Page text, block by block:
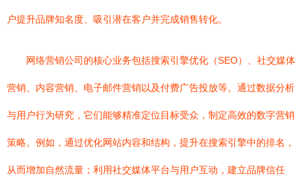
户提升品牌知名度、吸引潜在客户并完成销售转化。
网络营销公司的核心业务包括搜索引擎优化（SEO）、社交媒体
营销、内容营销、电子邮件营销以及付费广告投放等。通过数据分析
与用户行为研究，它们能够精准定位目标受众，制定高效的数字营销
策略。例如，通过优化网站内容和结构，提升在搜索引擎中的排名，
从而增加自然流量；利用社交媒体平台与用户互动，建立品牌信任